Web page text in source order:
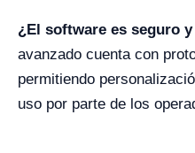
¿El software es seguro
avanzado cuenta con
permitiendo
uso por parte de los